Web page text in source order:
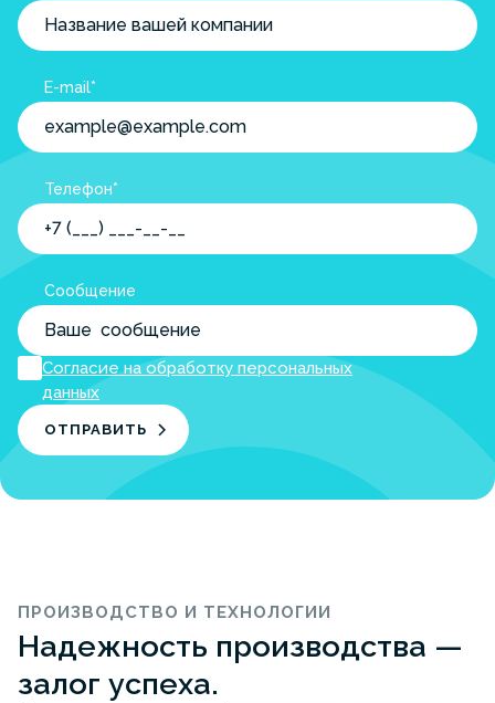
E-mail*
Телефон*
Сообщение
Согласие на обработку персональных
данных
ОТПРАВИТЬ
ПРОИЗВОДСТВО И ТЕХНОЛОГИИ
Надежность производства —
залог успеха.